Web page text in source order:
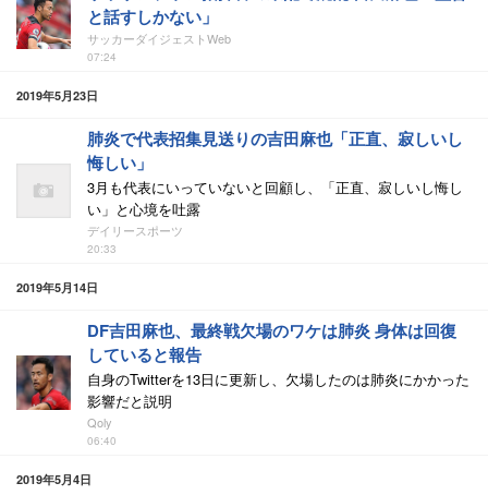
と話すしかない」
サッカーダイジェストWeb
07:24
2019年5月23日
肺炎で代表招集見送りの吉田麻也「正直、寂しいし
悔しい」
3月も代表にいっていないと回顧し、「正直、寂しいし悔し
い」と心境を吐露
デイリースポーツ
20:33
2019年5月14日
DF吉田麻也、最終戦欠場のワケは肺炎 身体は回復
していると報告
自身のTwitterを13日に更新し、欠場したのは肺炎にかかった
影響だと説明
Qoly
06:40
2019年5月4日